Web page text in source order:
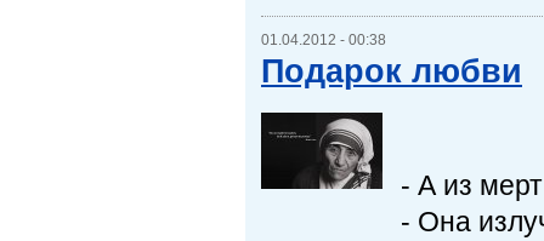
01.04.2012 - 00:38
Подарок любви
- А из
- Она